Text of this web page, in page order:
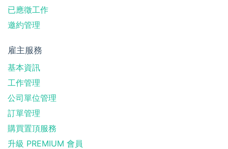
已應徵工作
邀約管理
雇主服務
基本資訊
工作管理
公司單位管理
訂單管理
購買置頂服務
升級 PREMIUM 會員